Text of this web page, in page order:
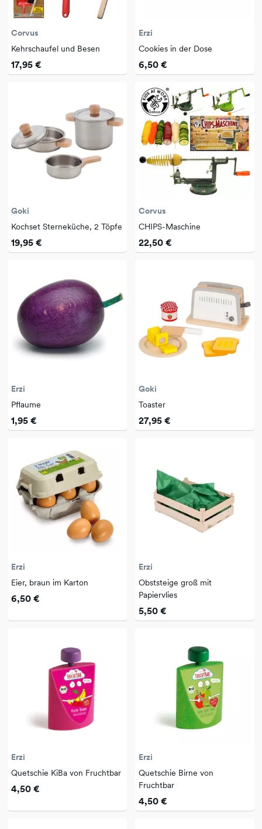
Corvus
Kehrschaufel und Besen
17,95 €
Erzi
Cookies in der Dose
6,50 €
Goki
Kochset Sterneküche, 2 Töpfe
19,95 €
Corvus
CHIPS-Maschine
22,50 €
Erzi
Pflaume
1,95 €
Goki
Toaster
27,95 €
Erzi
Eier, braun im Karton
6,50 €
Erzi
Obststeige groß mit
Papiervlies
5,50 €
Erzi
Quetschie KiBa von Fruchtbar
4,50 €
Erzi
Quetschie Birne von
Fruchtbar
4,50 €